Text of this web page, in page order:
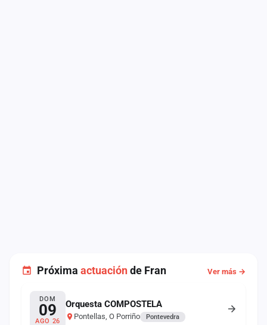
Próxima actuaciónde Fran Ver más →
DOM
09
AGO 26
Orquesta COMPOSTELA
Pontellas, O Porriño Pontevedra